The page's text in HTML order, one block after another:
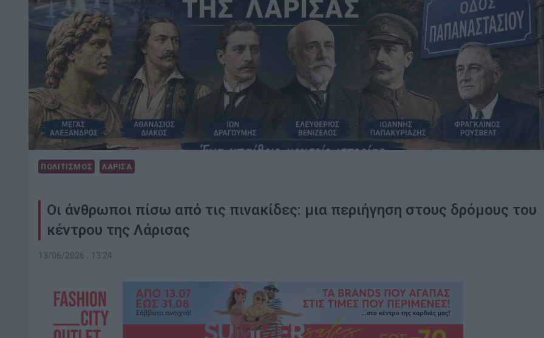
ΠΟΛΙΤΙΣΜΟΣ ΛΑΡΙΣΑ
Οι άνθρωποι πίσω από τις πινακίδες: μια περιήγηση στους δρόμους του
κέντρου της Λάρισας
13/06/2026 , 13:24